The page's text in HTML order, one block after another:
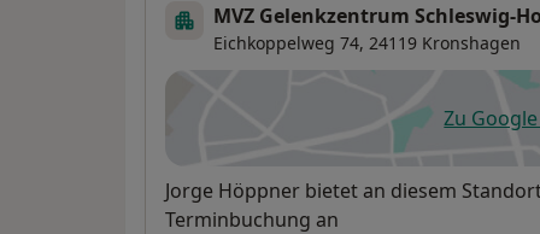
MVZ Gelenkzentrum Schleswig-
Eichkoppelweg 74, 24119 Kronshagen
Zu
Verfügbarkeit
Jorge Höppner bietet an diesem
Terminbuchung an